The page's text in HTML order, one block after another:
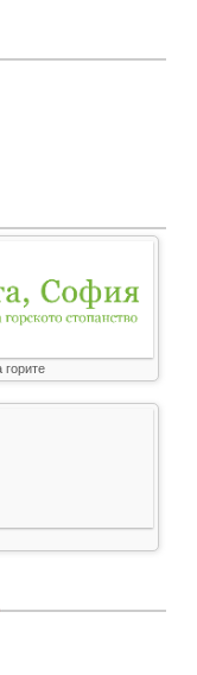
горите